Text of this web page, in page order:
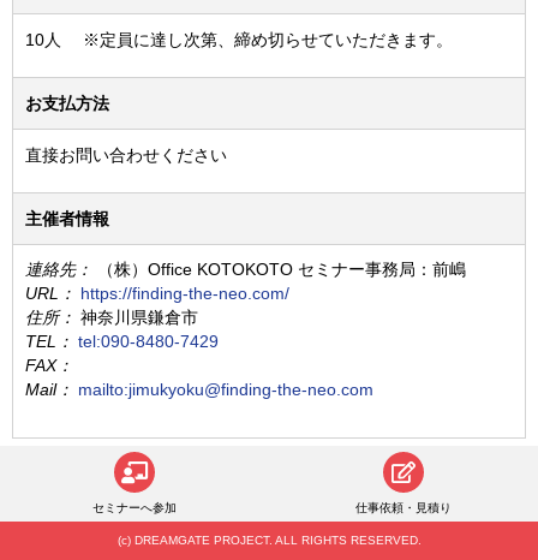
セミナーへ参加 仕事依頼・見積り
10人 ※定員に達し次第、締め切らせていただきます。
お支払方法
直接お問い合わせください
主催者情報
連絡先：
（株）Office KOTOKOTO セミナー事務局：前嶋
URL： https://finding-the-neo.com/
住所： 神奈川県鎌倉市
TEL： tel:090-8480-7429
FAX：
Mail： mailto:jimukyoku@finding-the-neo.com
(c) DREAMGATE PROJECT. ALL RIGHTS RESERVED.